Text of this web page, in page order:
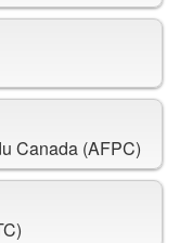
Canada (AFPC)